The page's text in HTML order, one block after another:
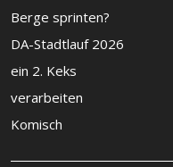
Berge sprinten?
DA-Stadtlauf 2026
ein 2. Keks
verarbeiten
Komisch